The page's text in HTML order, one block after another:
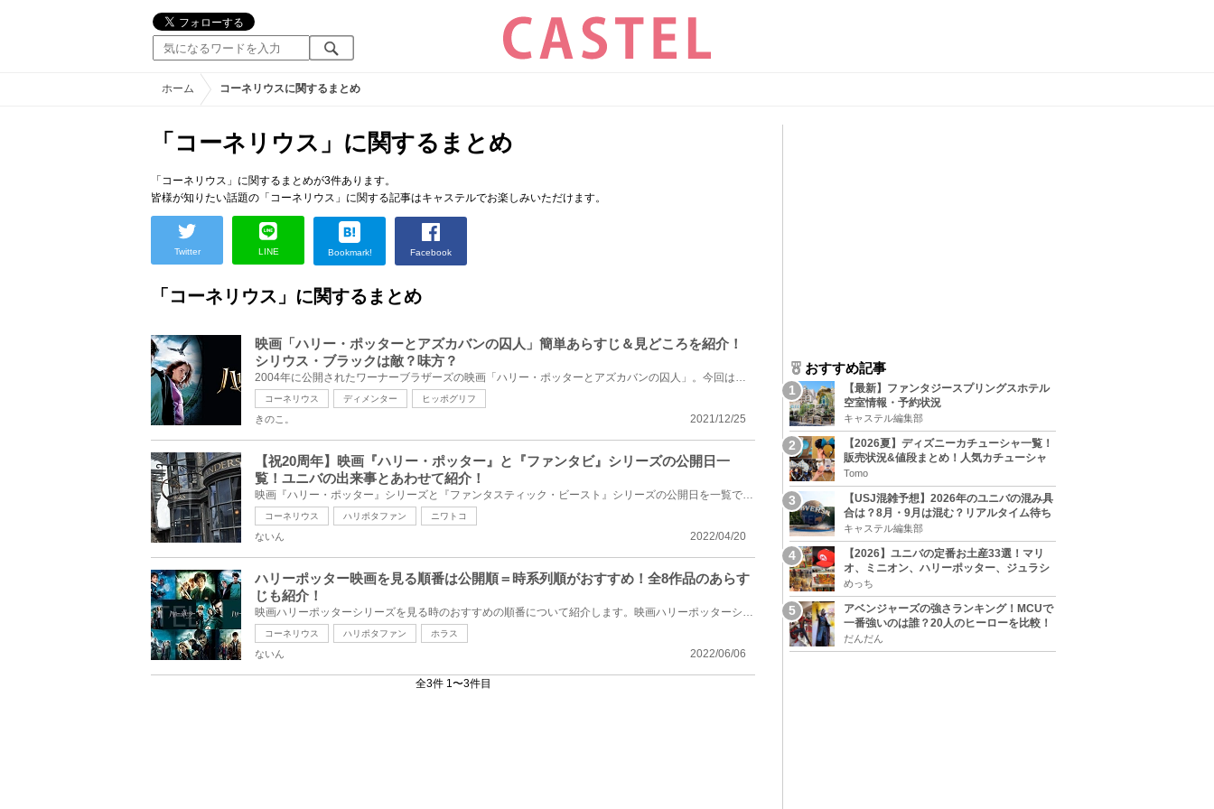
ホーム コーネリウスに関するまとめ
「コーネリウス」に関するまとめ
「コーネリウス」に関するまとめが3件あります。
皆様が知りたい話題の「コーネリウス」に関する記事はキャステルでお楽しみいただけます。
Twitter LINE Bookmark! Facebook
「コーネリウス」に関するまとめ
映画「ハリー・ポッターとアズカバンの囚人」簡単あらすじ＆見どころを紹介！
シリウス・ブラックは敵？味方？
2004年に公開されたワーナーブラザーズの映画「ハリー・ポッターとアズカバンの囚人」。今回は、映画「...
コーネリウス ディメンター ヒッポグリフ
2021/12/25
きのこ。
【祝20周年】映画『ハリー・ポッター』と『ファンタビ』シリーズの公開日一
覧！ユニバの出来事とあわせて紹介！
映画『ハリー・ポッター』シリーズと『ファンタスティック・ビースト』シリーズの公開日を一覧で紹介！2...
コーネリウス ハリポタファン ニワトコ
2022/04/20
ないん
ハリーポッター映画を見る順番は公開順＝時系列順がおすすめ！全8作品のあらす
じも紹介！
映画ハリーポッターシリーズを見る時のおすすめの順番について紹介します。映画ハリーポッターシリーズ...
コーネリウス ハリポタファン ホラス
2022/06/06
ないん
全3件 1〜3件目
おすすめ記事
【最新】ファンタジースプリングスホテル
空室情報・予約状況
キャステル編集部
【2026夏】ディズニーカチューシャ一覧！
販売状況&値段まとめ！人気カチューシャ
をチェック
Tomo
【USJ混雑予想】2026年のユニバの混み具
合は？8月・9月は混む？リアルタイム待ち
時間アプリも
キャステル編集部
【2026】ユニバの定番お土産33選！マリ
オ、ミニオン、ハリーポッター、ジュラシ
ックパーク、セサミ、SINGなどのグッズ情
報
めっち
アベンジャーズの強さランキング！MCUで
一番強いのは誰？20人のヒーローを比較！
だんだん